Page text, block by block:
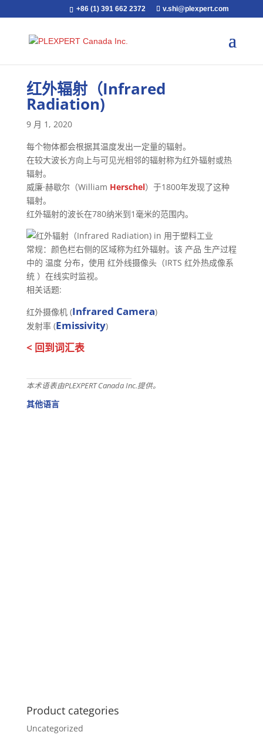
+86 (1) 391 662 2372 v.shi@plexpert.com
红外辐射（Infrared
Radiation)
9 月 1, 2020
每个物体都会根据其温度发出一定量的辐射。
在较大波长方向上与可见光相邻的辐射称为红外辐射或热
辐射。
威廉·赫歇尔（William Herschel）于1800年发现了这种
辐射。
红外辐射的波长在780纳米到1毫米的范围内。
常规：颜色栏右侧的区域称为红外辐射。该 产品 生产过程
中的 温度 分布，使用 红外线摄像头（IRTS 红外热成像系
统 ）在线实时监视。
相关话题:
红外摄像机 (Infrared Camera)
发射率 (Emissivity)
< 回到词汇表
本术语表由PLEXPERT Canada Inc.提供。
其他语言
Product categories
Uncategorized